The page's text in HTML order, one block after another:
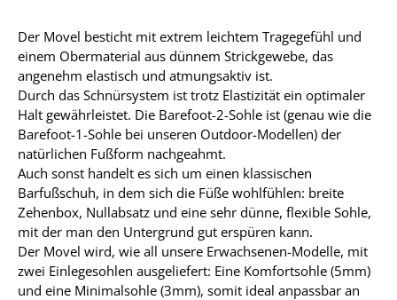
Der Movel besticht mit extrem leichtem Tragegefühl und
einem Obermaterial aus dünnem Strickgewebe, das
angenehm elastisch und atmungsaktiv ist.
Durch das Schnürsystem ist trotz Elastizität ein optimaler
Halt gewährleistet. Die Barefoot-2-Sohle ist (genau wie die
Barefoot-1-Sohle bei unseren Outdoor-Modellen) der
natürlichen Fußform nachgeahmt.
Auch sonst handelt es sich um einen klassischen
Barfußschuh, in dem sich die Füße wohlfühlen: breite
Zehenbox, Nullabsatz und eine sehr dünne, flexible Sohle,
mit der man den Untergrund gut erspüren kann.
Der Movel wird, wie all unsere Erwachsenen-Modelle, mit
zwei Einlegesohlen ausgeliefert: Eine Komfortsohle (5mm)
und eine Minimalsohle (3mm), somit ideal anpassbar an